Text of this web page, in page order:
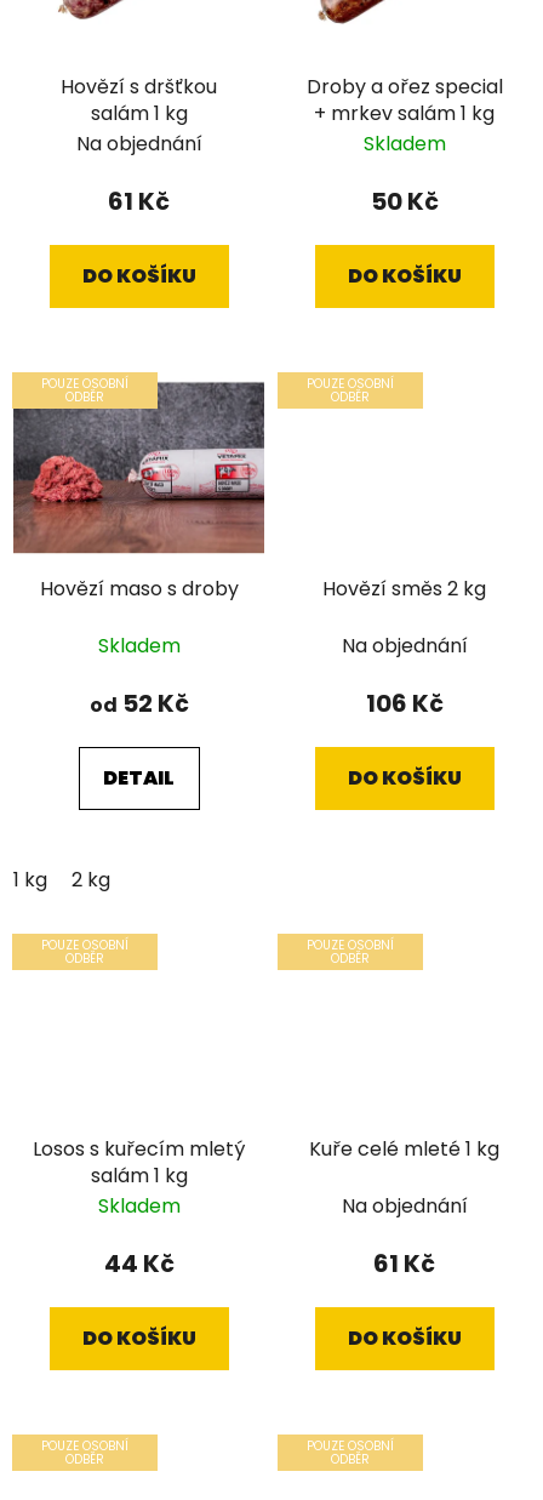
Hovězí s dršťkou
salám 1 kg
Na objednání
61 Kč
DO KOŠÍKU
Droby a ořez special
+ mrkev salám 1 kg
Skladem
50 Kč
DO KOŠÍKU
POUZE OSOBNÍ
ODBĚR
Hovězí maso s droby
Skladem
od 52 Kč
DETAIL
1 kg 2 kg
POUZE OSOBNÍ
ODBĚR
Hovězí směs 2 kg
Na objednání
106 Kč
DO KOŠÍKU
POUZE OSOBNÍ
ODBĚR
Losos s kuřecím mletý
salám 1 kg
Skladem
44 Kč
DO KOŠÍKU
POUZE OSOBNÍ
ODBĚR
Kuře celé mleté 1 kg
Na objednání
61 Kč
DO KOŠÍKU
POUZE OSOBNÍ
ODBĚR
POUZE OSOBNÍ
ODBĚR